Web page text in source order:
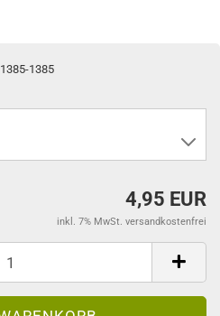
1385-1385
4,95 EUR
inkl. 7% MwSt. versandkostenfrei